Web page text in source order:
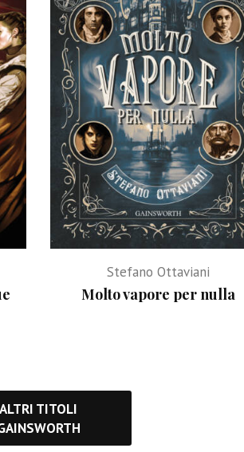
Stefano Ottaviani
Molto vapore per nulla
ALTRI TITOLI